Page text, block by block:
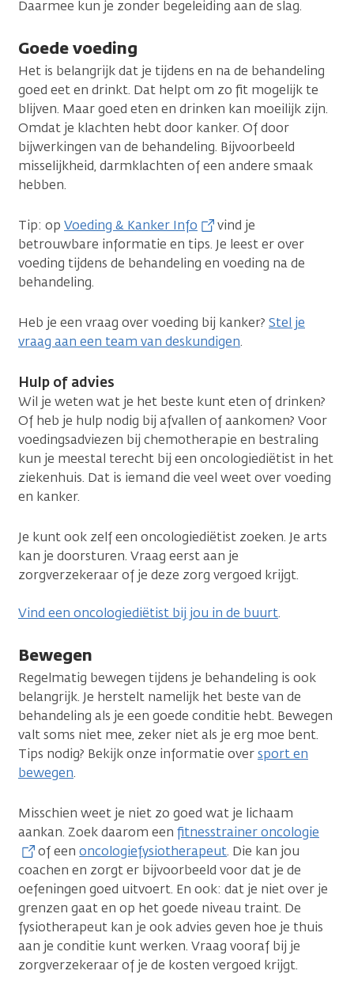
Daarmee kun je zonder begeleiding aan de slag.
Goede voeding
Het is belangrijk dat je tijdens en na de behandeling
goed eet en drinkt. Dat helpt om zo fit mogelijk te
blijven. Maar goed eten en drinken kan moeilijk zijn.
Omdat je klachten hebt door kanker. Of door
bijwerkingen van de behandeling. Bijvoorbeeld
misselijkheid, darmklachten of een andere smaak
hebben.
Tip: op Voeding & Kanker Info
vind je
betrouwbare informatie en tips. Je leest er over
voeding tijdens de behandeling en voeding na de
behandeling.
Heb je een vraag over voeding bij kanker? Stel je
vraag aan een team van deskundigen.
Hulp of advies
Wil je weten wat je het beste kunt eten of drinken?
Of heb je hulp nodig bij afvallen of aankomen? Voor
voedingsadviezen bij chemotherapie en bestraling
kun je meestal terecht bij een oncologiediëtist in het
ziekenhuis. Dat is iemand die veel weet over voeding
en kanker.
Je kunt ook zelf een oncologiediëtist zoeken. Je arts
kan je doorsturen. Vraag eerst aan je
zorgverzekeraar of je deze zorg vergoed krijgt.
Vind een oncologiediëtist bij jou in de buurt.
Bewegen
Regelmatig bewegen tijdens je behandeling is ook
belangrijk. Je herstelt namelijk het beste van de
behandeling als je een goede conditie hebt. Bewegen
valt soms niet mee, zeker niet als je erg moe bent.
Tips nodig? Bekijk onze informatie oversport en
bewegen.
Misschien weet je niet zo goed wat je lichaam
aankan. Zoek daarom een fitnesstrainer oncologie
of eenoncologiefysiotherapeut. Die kan jou
coachen en zorgt er bijvoorbeeld voor dat je de
oefeningen goed uitvoert. En ook: dat je niet over je
grenzen gaat en op het goede niveau traint. De
fysiotherapeut kan je ook advies geven hoe je thuis
aan je conditie kunt werken. Vraag vooraf bij je
zorgverzekeraar of je de kosten vergoed krijgt.